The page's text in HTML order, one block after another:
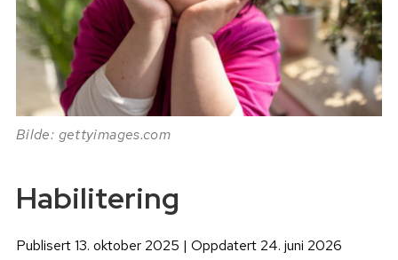
Bilde: gettyimages.com
Habilitering
Publisert 13. oktober 2025 | Oppdatert 24. juni 2026